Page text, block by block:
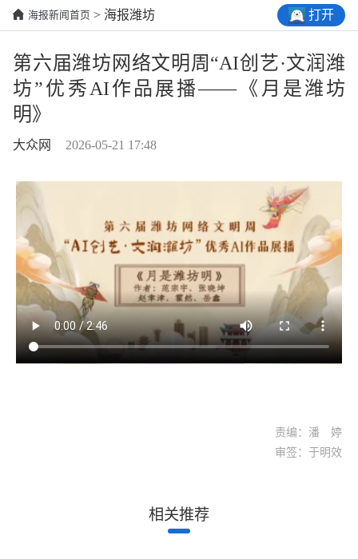
海报新闻首页 > 海报潍坊 打开
第六届潍坊网络文明周“AI创艺·文润潍
坊”优秀AI作品展播——《月是潍坊
明》
大众网 2026-05-21 17:48
责编：潘 婷
审签：于明效
相关推荐